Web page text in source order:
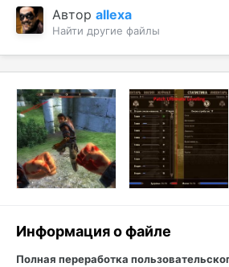
Автор allexa
Найти другие файлы
Информация о файле
Полная переработка